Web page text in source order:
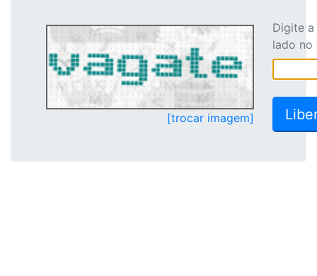
[trocar imagem]
Digite
lado no